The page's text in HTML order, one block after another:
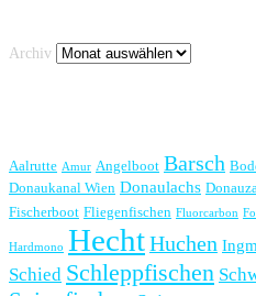
Archiv
Aalrutte Amur Angelboot Barsch
Donaukanal Wien Donaulachs
Fischerboot Fliegenfischen Fluorcarbon
Hardmono HechtHuchen
Schied Schleppfischen